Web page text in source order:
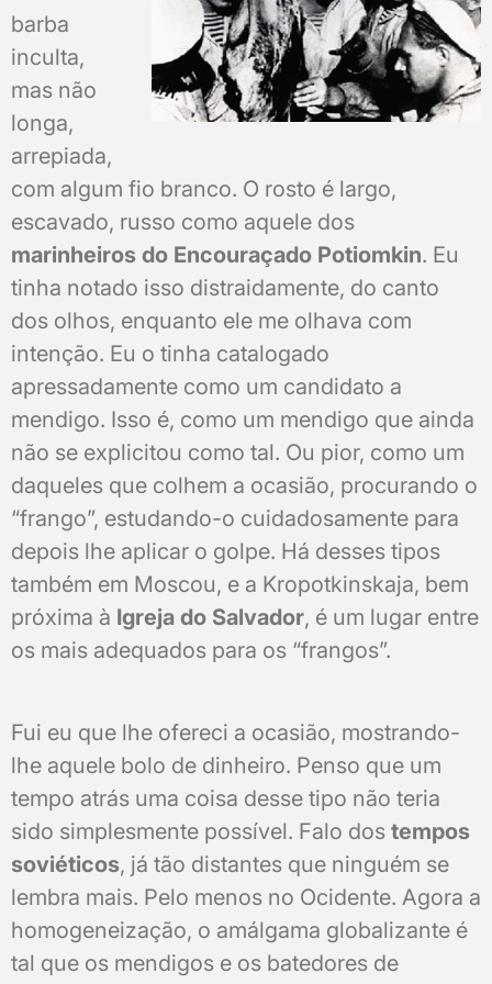
barba
inculta,
mas não
longa,
arrepiada,
com algum fio branco. O rosto é largo,
escavado, russo como aquele dos
marinheiros do Encouraçado Potiomkin. Eu
tinha notado isso distraidamente, do canto
dos olhos, enquanto ele me olhava com
intenção. Eu o tinha catalogado
apressadamente como um candidato a
mendigo. Isso é, como um mendigo que ainda
não se explicitou como tal. Ou pior, como um
daqueles que colhem a ocasião, procurando o
“frango”, estudando-o cuidadosamente para
depois lhe aplicar o golpe. Há desses tipos
também em Moscou, e a Kropotkinskaja, bem
próxima à Igreja do Salvador, é um lugar entre
os mais adequados para os “frangos”.
Fui eu que lhe ofereci a ocasião, mostrando-
lhe aquele bolo de dinheiro. Penso que um
tempo atrás uma coisa desse tipo não teria
sido simplesmente possível. Falo dos tempos
soviéticos, já tão distantes que ninguém se
lembra mais. Pelo menos no Ocidente. Agora a
homogeneização, o amálgama globalizante é
tal que os mendigos e os batedores de